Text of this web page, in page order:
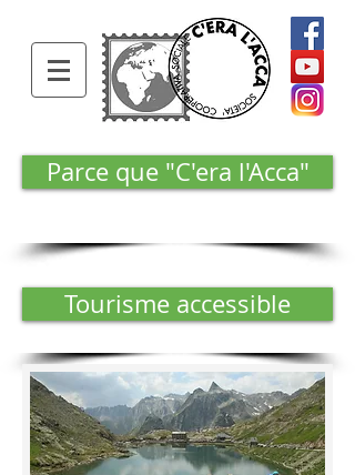
Parce que "C'era l'Acca"
Tourisme accessible